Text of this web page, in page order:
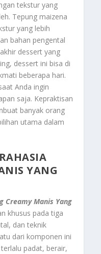
tekstur yang
Tepung maizena
yang lebih
bahan pengental
dessert yang
dessert ini bisa di
beberapa hari.
Anda ingin
saja. Kepraktisan
banyak orang
utama dalam
YANG
Creamy Manis Yang
khusus pada tiga
dan teknik
dari komponen ini
padat, berair,